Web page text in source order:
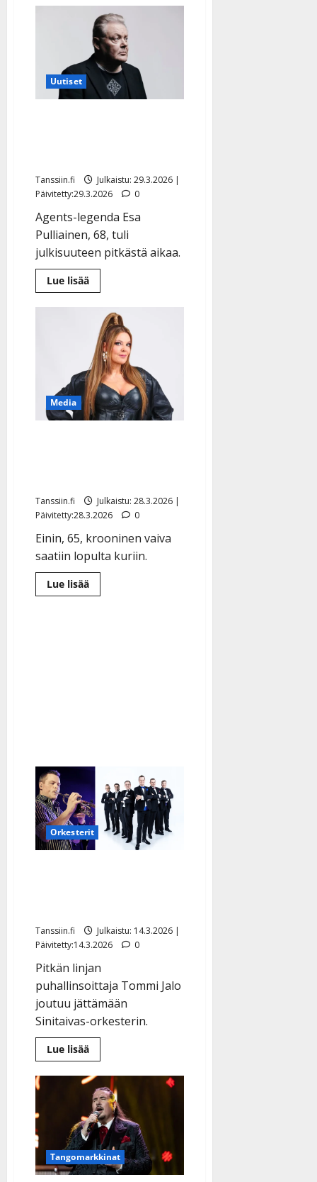
Anitta
Mattilalta
ikävä
käänne
–
toivoo
nyt
yhtä
asiaa
pääsiäiseksi
Uutiset
Tanssiin.fi
Julkaistu: 29.3.2026 |
Päivitetty:29.3.2026
0
Agents-legenda Esa
Pulliainen, 68, tuli
julkisuuteen pitkästä aikaa.
Lue lisääLue
lisää
Pulliainen
julkaisi
uuden
kuvan
–
huoli
heräsi
Media
Tanssiin.fi
Julkaistu: 28.3.2026 |
Päivitetty:28.3.2026
0
Einin, 65, krooninen vaiva
saatiin lopulta kuriin.
Lue lisääLue
lisää
Orkesterit
Tanssiin.fi
Julkaistu: 14.3.2026 |
Päivitetty:14.3.2026
0
Pitkän linjan
puhallinsoittaja Tommi Jalo
joutuu jättämään
Sinitaivas-orkesterin.
Lue lisääLue
lisää
Sinitaivas-
soittaja
äkillisesti
sivuun
terveyssyistä
Tangomarkkinat